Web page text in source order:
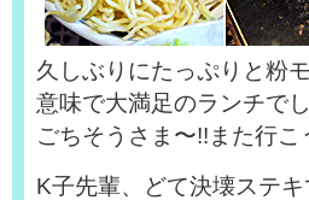
久しぶりにたっぷりと粉
意味で大満足のランチでし
ごちそうさま〜!!また行
K子先輩、どて決壊ステ